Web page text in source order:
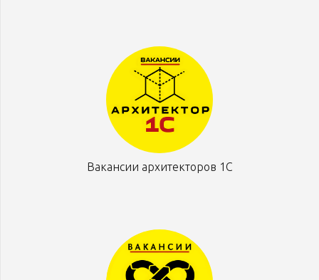
Вакансии архитекторов 1С